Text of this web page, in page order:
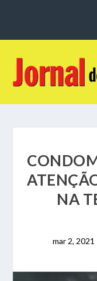
NA
mar 2, 2021